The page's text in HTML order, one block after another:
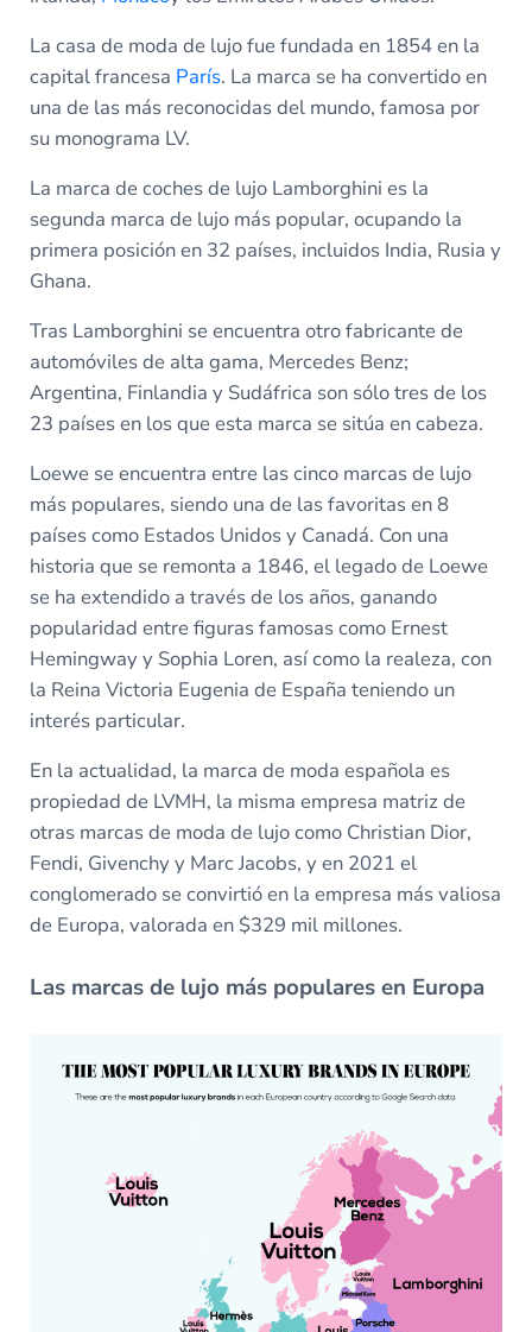
La casa de moda de lujo fue fundada en 1854 en la
capital francesa París. La marca se ha convertido en
una de las más reconocidas del mundo, famosa por
su monograma LV.
La marca de coches de lujo Lamborghini es la
segunda marca de lujo más popular, ocupando la
primera posición en 32 países, incluidos India, Rusia y
Ghana.
Tras Lamborghini se encuentra otro fabricante de
automóviles de alta gama, Mercedes Benz;
Argentina, Finlandia y Sudáfrica son sólo tres de los
23 países en los que esta marca se sitúa en cabeza.
Loewe se encuentra entre las cinco marcas de lujo
más populares, siendo una de las favoritas en 8
países como Estados Unidos y Canadá. Con una
historia que se remonta a 1846, el legado de Loewe
se ha extendido a través de los años, ganando
popularidad entre figuras famosas como Ernest
Hemingway y Sophia Loren, así como la realeza, con
la Reina Victoria Eugenia de España teniendo un
interés particular.
En la actualidad, la marca de moda española es
propiedad de LVMH, la misma empresa matriz de
otras marcas de moda de lujo como Christian Dior,
Fendi, Givenchy y Marc Jacobs, y en 2021 el
conglomerado se convirtió en la empresa más valiosa
de Europa, valorada en $329 mil millones.
Las marcas de lujo más populares en Europa